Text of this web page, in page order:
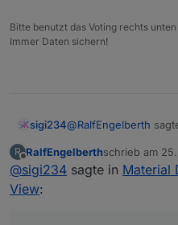
Bitte benutzt das Voting rechts
Immer Daten sichern!
sigi234@RalfEngelberth
Hat keiner eine
R
Offline
RalfEngelberthschrieb am
zuletzt editiert
@sigi234 sagte in Material
View: